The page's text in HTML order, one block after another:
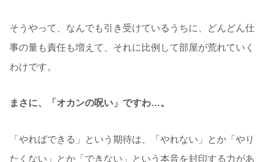
そうやって、なんでも引き受けているうちに、どんどん仕
事の量も責任も増えて、それに比例して部屋が荒れていく
わけです。
まさに、「オカンの呪い」ですわ…。
「やればできる」という期待は、「やれない」とか「やり
たくない」とか「できない」という本音を封印する力があ